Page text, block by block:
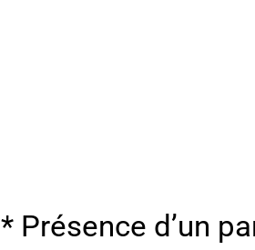
* Présence d’un